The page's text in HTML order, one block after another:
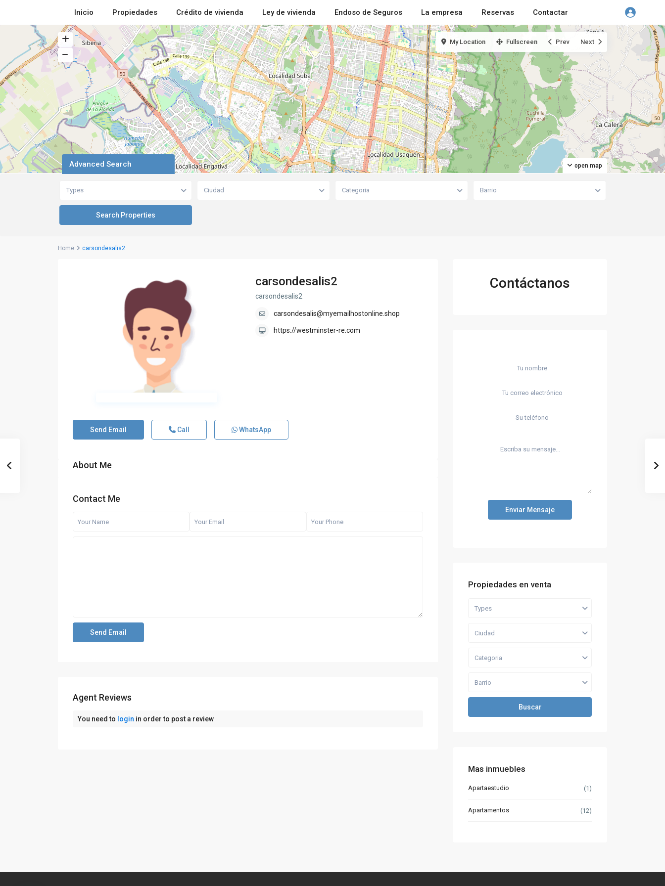
Inicio Propiedades Crédito de vivienda Ley de vivienda Endoso de Seguros La empresa Reservas Contactar
open map
My Location Fullscreen Prev Next
Advanced Search
Types Ciudad Categoria Barrio
Home carsondesalis2
carsondesalis2
carsondesalis2
carsondesalis@myemailhostonline.shop
https://westminster-re.com
Send Email Call WhatsApp
About Me
Contact Me
Agent Reviews
You need to login in order to post a review
Contáctanos
Enviar Mensaje
Propiedades en venta
Types
Ciudad
Categoria
Barrio
Buscar
Mas inmuebles
Apartaestudio (1)
Apartamentos (12)